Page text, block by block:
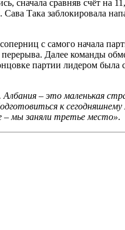
сначала сравняв счёт на
Така заблокировала
с самого начала
Далее команды
партии лидером
– это маленькая
к
– мы заняли третье место».